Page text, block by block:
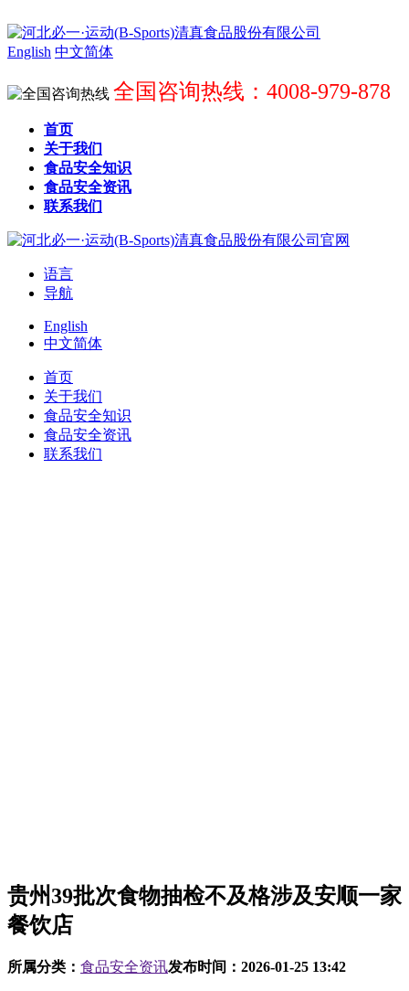
English 中文简体
全国咨询热线：4008-979-878
首页
关于我们
食品安全知识
食品安全资讯
联系我们
语言
导航
English
中文简体
首页
关于我们
食品安全知识
食品安全资讯
联系我们
贵州39批次食物抽检不及格涉及安顺一家
餐饮店
所属分类： 食品安全资讯发布时间： 2026-01-25 13:42